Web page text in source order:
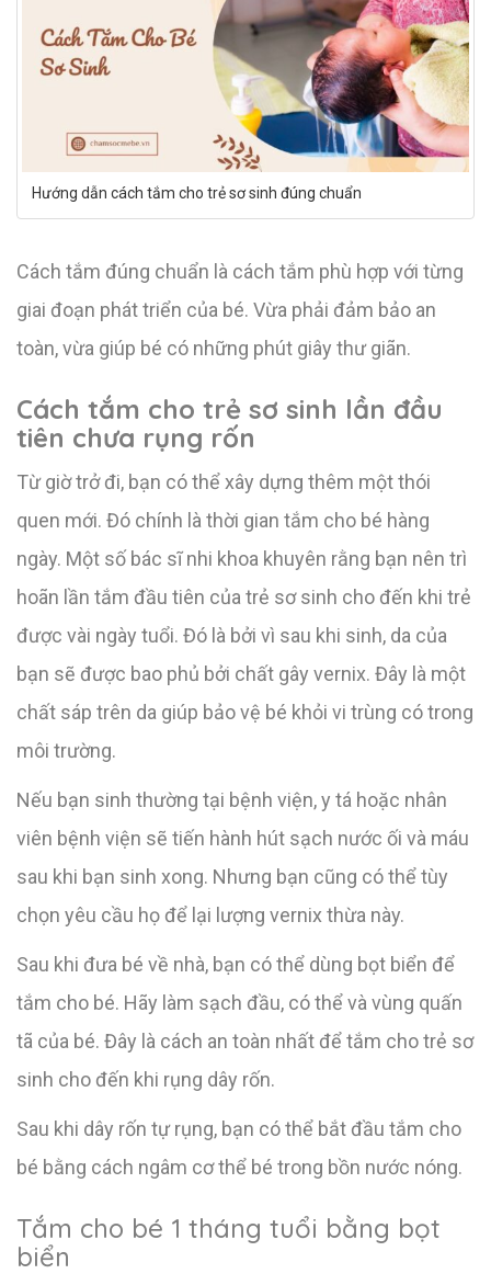
Hướng dẫn cách tắm cho trẻ sơ sinh đúng chuẩn
Cách tắm đúng chuẩn là cách tắm phù hợp với từng
giai đoạn phát triển của bé. Vừa phải đảm bảo an
toàn, vừa giúp bé có những phút giây thư giãn.
Cách tắm cho trẻ sơ sinh lần đầu
tiên chưa rụng rốn
Từ giờ trở đi, bạn có thể xây dựng thêm một thói
quen mới. Đó chính là thời gian tắm cho bé hàng
ngày. Một số bác sĩ nhi khoa khuyên rằng bạn nên trì
hoãn lần tắm đầu tiên của trẻ sơ sinh cho đến khi trẻ
được vài ngày tuổi. Đó là bởi vì sau khi sinh, da của
bạn sẽ được bao phủ bởi chất gây vernix. Đây là một
chất sáp trên da giúp bảo vệ bé khỏi vi trùng có trong
môi trường.
Nếu bạn sinh thường tại bệnh viện, y tá hoặc nhân
viên bệnh viện sẽ tiến hành hút sạch nước ối và máu
sau khi bạn sinh xong. Nhưng bạn cũng có thể tùy
chọn yêu cầu họ để lại lượng vernix thừa này.
Sau khi đưa bé về nhà, bạn có thể dùng bọt biển để
tắm cho bé. Hãy làm sạch đầu, có thể và vùng quấn
tã của bé. Đây là cách an toàn nhất để tắm cho trẻ sơ
sinh cho đến khi rụng dây rốn.
Sau khi dây rốn tự rụng, bạn có thể bắt đầu tắm cho
bé bằng cách ngâm cơ thể bé trong bồn nước nóng.
Tắm cho bé 1 tháng tuổi bằng bọt
biển